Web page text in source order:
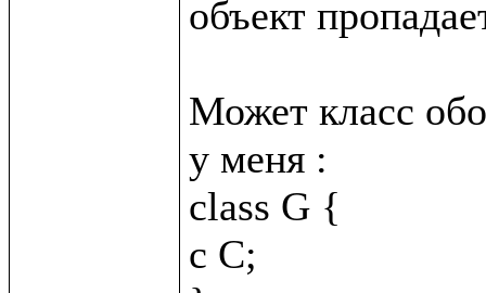
объект
Может класс
у меня :
class G {
c C;